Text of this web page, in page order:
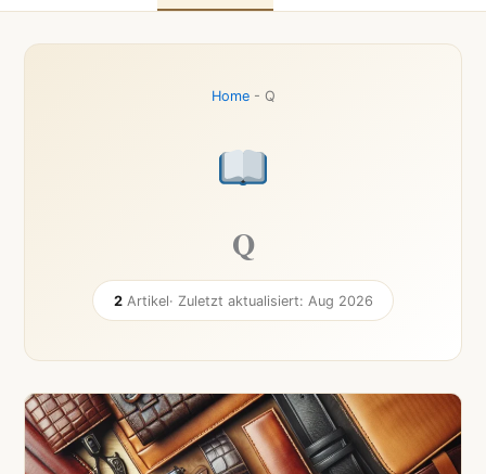
Home- Q
Q
2Artikel· Zuletzt aktualisiert: Aug 2026